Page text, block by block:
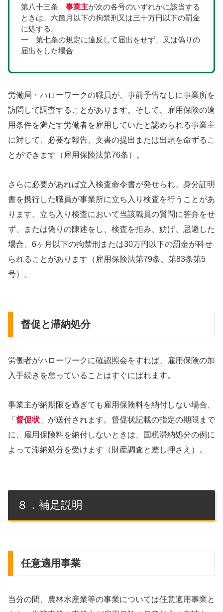
第八十三条 事業主が次の各号のいずれかに該当する
ときは、六箇月以下の拘禁刑又は三十万円以下の罰金
に処する。
一　第七条の規定に違反して届出をせず、又は偽りの
届出をした場合
労働局・ハローワークの職員が、事前予告なしに事業所を
訪問して調査することがあります。そして、雇用保険の適
用条件を満たす労働者を雇用していたと認められる事業主
に対して、必要な報告、文書の提出または出頭を命ずるこ
とができます（雇用保険法第76条）。
さらに必要があれば立入検査命令書が発せられ、身分証明
書を携行した職員が事業所に立ち入り検査を行うことがあ
ります。立ち入り検査において当該職員の質問に答弁をせ
ず、または偽りの陳述をし、検査を拒み、妨げ、忌避した
場合、6ヶ月以下の拘禁刑または30万円以下の罰金が科せ
られることがあります（雇用保険法第79条、第83条第5
号）。
督促と滞納処分
労働者がハローワークに確認照会をすれば、雇用保険の加
入手続きを怠っていることはすぐにばれます。
事業主が納期限を過ぎても雇用保険料を納付しない場合、
「 督促状 」が送付されます。督促状記載の指定の期限まで
に、雇用保険料を納付しないときは、国税滞納処分の例に
よって滞納処分を受けます（財産調査と差し押さえ）。
８．補足説明
任意適用事業
当分の間、農林水産業等の事業については任意適用事業と